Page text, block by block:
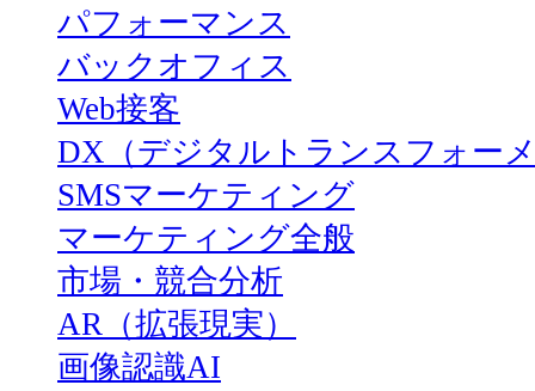
パフォーマンス
バックオフィス
Web接客
DX（デジタルトランスフォー
SMSマーケティング
マーケティング全般
市場・競合分析
AR（拡張現実）
画像認識AI